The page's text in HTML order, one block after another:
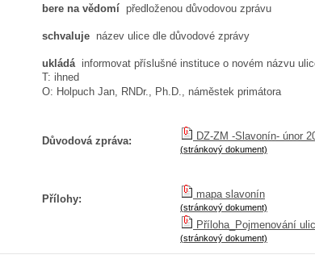
bere na vědomí předloženou důvodovou zprávu
schvaluje název ulice dle důvodové zprávy
ukládá informovat příslušné instituce o novém názvu
T: ihned
O: Holpuch Jan, RNDr., Ph.D., náměstek primátora
Důvodová zpráva: DZ-ZM -Slavonín- únor
(stránkový dokument)
Přílohy: mapa slavonín
(stránkový dokument)
Příloha_Pojmenování
(stránkový dokument)